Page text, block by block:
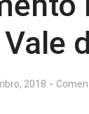
Vale
2018